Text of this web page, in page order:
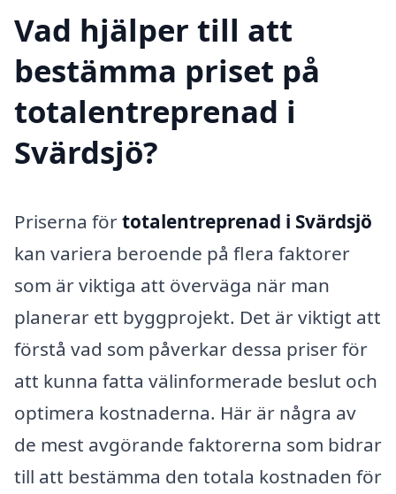
Vad hjälper till att
bestämma priset på
totalentreprenad i
Svärdsjö?
Priserna förtotalentreprenad i Svärdsjö
kan variera beroende på flera faktorer
som är viktiga att överväga när man
planerar ett byggprojekt. Det är viktigt att
förstå vad som påverkar dessa priser för
att kunna fatta välinformerade beslut och
optimera kostnaderna. Här är några av
de mest avgörande faktorerna som bidrar
till att bestämma den totala kostnaden för